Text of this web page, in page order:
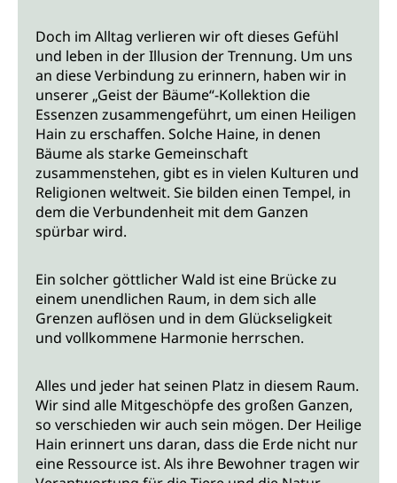
Doch im Alltag verlieren wir oft dieses Gefühl
und leben in der Illusion der Trennung. Um uns
an diese Verbindung zu erinnern, haben wir in
unserer „Geist der Bäume“-Kollektion die
Essenzen zusammengeführt, um einen Heiligen
Hain zu erschaffen. Solche Haine, in denen
Bäume als starke Gemeinschaft
zusammenstehen, gibt es in vielen Kulturen und
Religionen weltweit. Sie bilden einen Tempel, in
dem die Verbundenheit mit dem Ganzen
spürbar wird.
Ein solcher göttlicher Wald ist eine Brücke zu
einem unendlichen Raum, in dem sich alle
Grenzen auflösen und in dem Glückseligkeit
und vollkommene Harmonie herrschen.
Alles und jeder hat seinen Platz in diesem Raum.
Wir sind alle Mitgeschöpfe des großen Ganzen,
so verschieden wir auch sein mögen. Der Heilige
Hain erinnert uns daran, dass die Erde nicht nur
eine Ressource ist. Als ihre Bewohner tragen wir